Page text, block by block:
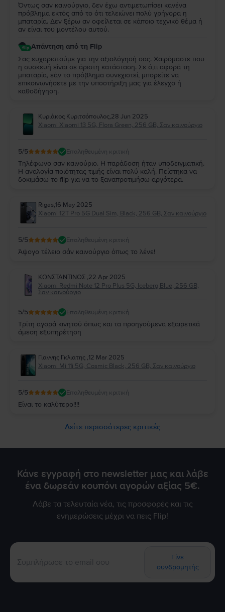
Όντως σαν καινούργιο, δεν έχω αντιμετωπίσει κανένα
πρόβλημα εκτός από το ότι τελειώνει πολύ γρήγορα η
μπαταρία. Δεν ξέρω αν οφείλεται σε κάποιο τεχνικό θέμα ή
αν είναι του μοντέλου αυτού.
Απάντηση από τη Flip
Σας ευχαριστούμε για την αξιολόγησή σας. Χαιρόμαστε που
η συσκευή είναι σε άριστη κατάσταση. Σε ό,τι αφορά τη
μπαταρία, εάν το πρόβλημα συνεχιστεί, μπορείτε να
επικοινωνήσετε με την υποστήριξη μας για έλεγχο ή
καθοδήγηση.
Κυριάκος Κυριτσόπουλος,28 Jun 2025
Xiaomi Xiaomi 13 5G, Flora Green, 256 GB, Σαν καινούργιο
5/5 Επαληθευμένη κριτική
Τηλέφωνο σαν καινούριο. Η παράδοση ήταν υποδειγματική.
Η αναλογία ποιότητας τιμής είναι πολύ καλή. Πείστηκα να
δοκιμάσω το flip για να το ξαναπροτιμήσω αργότερα.
Rigas,16 May 2025
Xiaomi 12T Pro 5G Dual Sim, Black, 256 GB, Σαν καινούργιο
5/5 Επαληθευμένη κριτική
Άψογο τέλειο σάν καινούργιο όπως το λένε!
ΚΩΝΣΤΑΝΤΙΝΟΣ ,22 Apr 2025
Xiaomi Redmi Note 12 Pro Plus 5G, Iceberg Blue, 256 GB,
Σαν καινούργιο
5/5 Επαληθευμένη κριτική
Τρίτη αγορά κινητού όπως και τα προηγούμενα εξαιρετικά
άμεση εξυπηρέτηση
Γιαννης Γκλιατης ,12 Mar 2025
Xiaomi Mi 11i 5G, Cosmic Black, 256 GB, Σαν καινούργιο
5/5 Επαληθευμένη κριτική
Είναι το καλύτερο!!!!
Δείτε περισσότερες κριτικές
Κάνε εγγραφή στο newsletter μας και λάβε
ένα δωρεάν κουπόνι αγορών αξίας 5€.
Λάβε τα τελευταία νέα, τις προσφορές και τις
ενημερώσεις μέχρι να πεις Flip!
Γίνε
συνδρομητής